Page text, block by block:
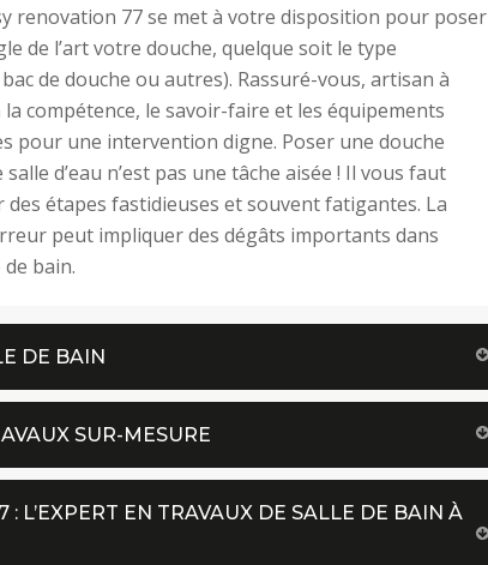
renovation 77 se met à votre disposition pour poser
de l’art votre douche, quelque soit le type
de douche ou autres). Rassuré-vous, artisan à
compétence, le savoir-faire et les équipements
pour une intervention digne. Poser une douche
d’eau n’est pas une tâche aisée ! Il vous faut
des étapes fastidieuses et souvent fatigantes. La
peut impliquer des dégâts importants dans
bain.
DE BAIN
SUR-MESURE
L’EXPERT EN TRAVAUX DE SALLE DE BAIN À